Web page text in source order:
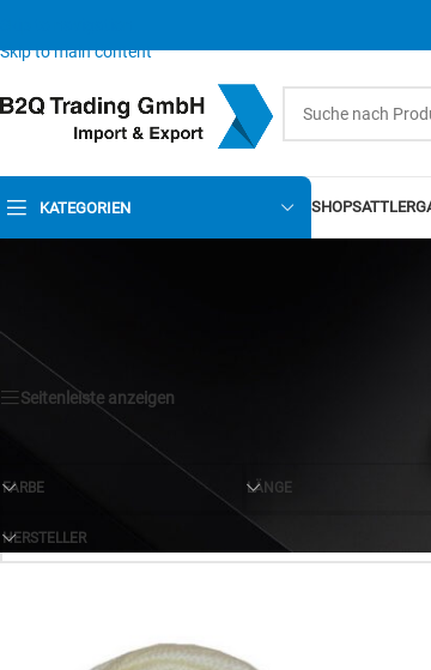
Skip to main content
KATEGORIEN SHOP
Seitenleiste anzeigen
FARBE LÄNGE
HERSTELLER